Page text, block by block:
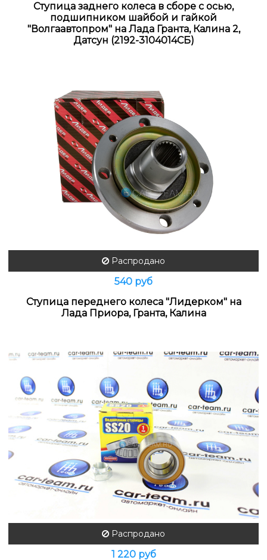
Ступица заднего колеса в сборе с осью,
подшипником шайбой и гайкой
"Волгаавтопром" на Лада Гранта, Калина 2,
Датсун (2192-3104014СБ)
Распродано
540 руб
Ступица переднего колеса "Лидерком" на
Лада Приора, Гранта, Калина
Распродано
1 220 руб